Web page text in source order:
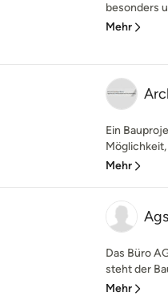
besonders
Mehr
Ein
Mehr
Das Büro
steht der
Mehr